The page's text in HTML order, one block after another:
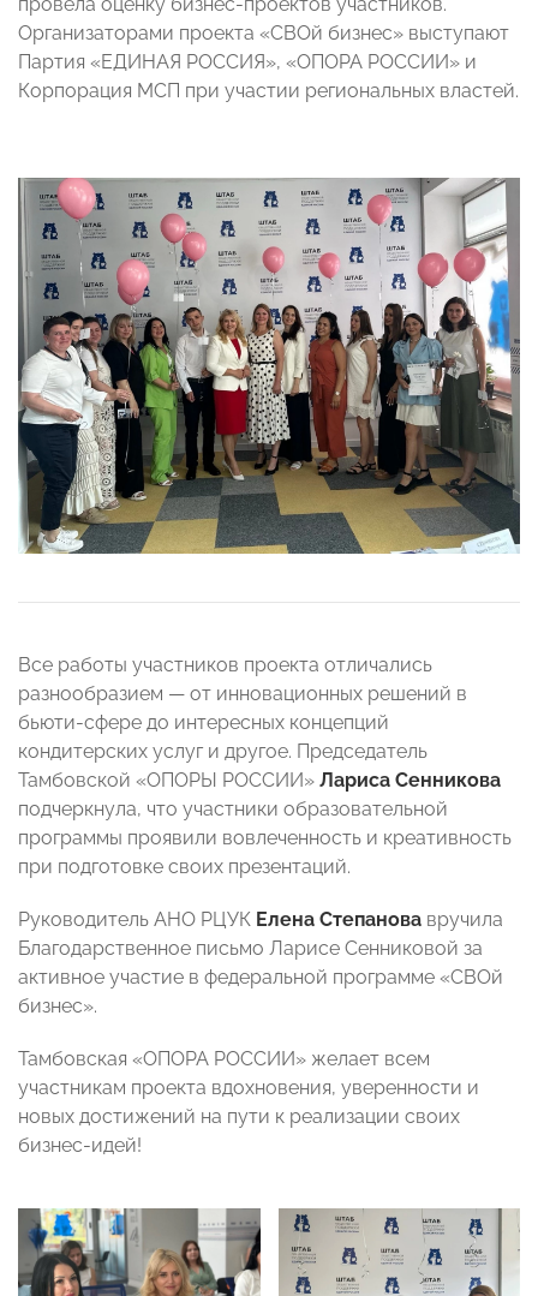
Организаторами проекта «СВОй бизнес» выступают
Партия «ЕДИНАЯ РОССИЯ», «ОПОРА РОССИИ» и
Корпорация МСП при участии региональных властей.
Все работы участников проекта отличались
разнообразием — от инновационных решений в
бьюти-сфере до интересных концепций
кондитерских услуг и другое. Председатель
Тамбовской «ОПОРЫ РОССИИ» Лариса Сенникова
подчеркнула, что участники образовательной
программы проявили вовлеченность и креативность
при подготовке своих презентаций.
Руководитель АНО РЦУК Елена Степанова вручила
Благодарственное письмо Ларисе Сенниковой за
активное участие в федеральной программе «СВОй
бизнес».
Тамбовская «ОПОРА РОССИИ» желает всем
участникам проекта вдохновения, уверенности и
новых достижений на пути к реализации своих
бизнес-идей!